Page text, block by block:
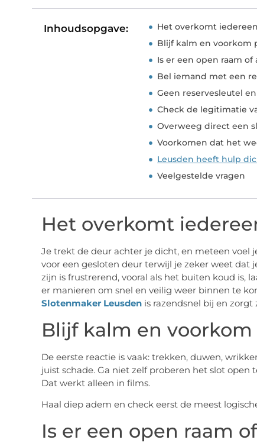
Inhoudsopgave:
Het overkomt
Blijf kalm en voorkom
Is er een open raam of
Bel iemand met een
Geen reservesleutel
Check de legitimatie
Overweeg direct een
Voorkomen dat het
Leusden heeft hulp
Veelgestelde vragen
Het overkomt
Je trekt de deur achter je dicht, en meteen voel
voor een gesloten deur terwijl je zeker weet dat
zijn is frustrerend, vooral als het buiten koud is,
er manieren om snel en veilig weer binnen te
Slotenmaker Leusdenis razendsnel bij en zorgt
Blijf kalm en
De eerste reactie is vaak: trekken, duwen,
juist schade. Ga niet zelf proberen het slot
Dat werkt alleen in films.
Haal diep adem en check eerst de meest
Is er een open raam